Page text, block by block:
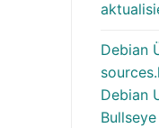
Debian
Debian
Bullseye